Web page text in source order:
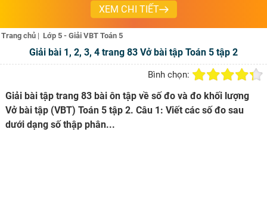
XEM CHI TIẾT
Trang chủ | Lớp 5 - Giải VBT Toán 5
Giải bài 1, 2, 3, 4 trang 83 Vở bài tập Toán 5 tập 2
Bình chọn:
Giải bài tập trang 83 bài ôn tập về số đo và đo khối lượng
Vở bài tập (VBT) Toán 5 tập 2. Câu 1: Viết các số đo sau
dưới dạng số thập phân...